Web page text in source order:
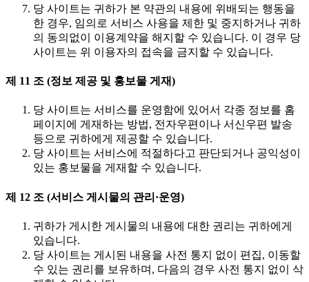
당 사이트는 귀하가 본 약관의 내용에 위배되는 행동을
한 경우, 임의로 서비스 사용을 제한 및 중지하거나 귀하
의 동의없이 이용계약을 해지할 수 있습니다. 이 경우 당
사이트는 위 이용자의 접속을 금지할 수 있습니다.
제 11 조 (정보 제공 및 홍보물 게재)
당 사이트는 서비스를 운영함에 있어서 각종 정보를 홈
페이지에 게재하는 방법, 전자우편이나 서신우편 발송
등으로 귀하에게 제공할 수 있습니다.
당 사이트는 서비스에 적절하다고 판단되거나 공익성이
있는 홍보물을 게재할 수 있습니다.
제 12 조 (서비스 게시물의 관리·운영)
귀하가 게시한 게시물의 내용에 대한 권리는 귀하에게
있습니다.
당 사이트는 게시된 내용을 사전 통지 없이 편집, 이동할
수 있는 권리를 보유하며, 다음의 경우 사전 통지 없이 삭